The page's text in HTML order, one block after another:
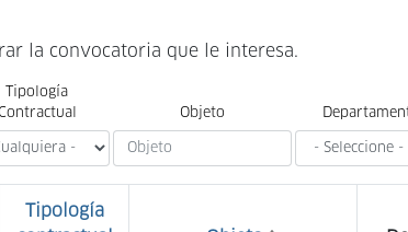
la convocatoria que le interesa.
Tipología
Contractual
Objeto
Tipología